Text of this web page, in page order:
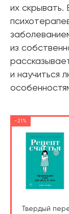
их скрывать.
из
и научиться
-21%
Твердый